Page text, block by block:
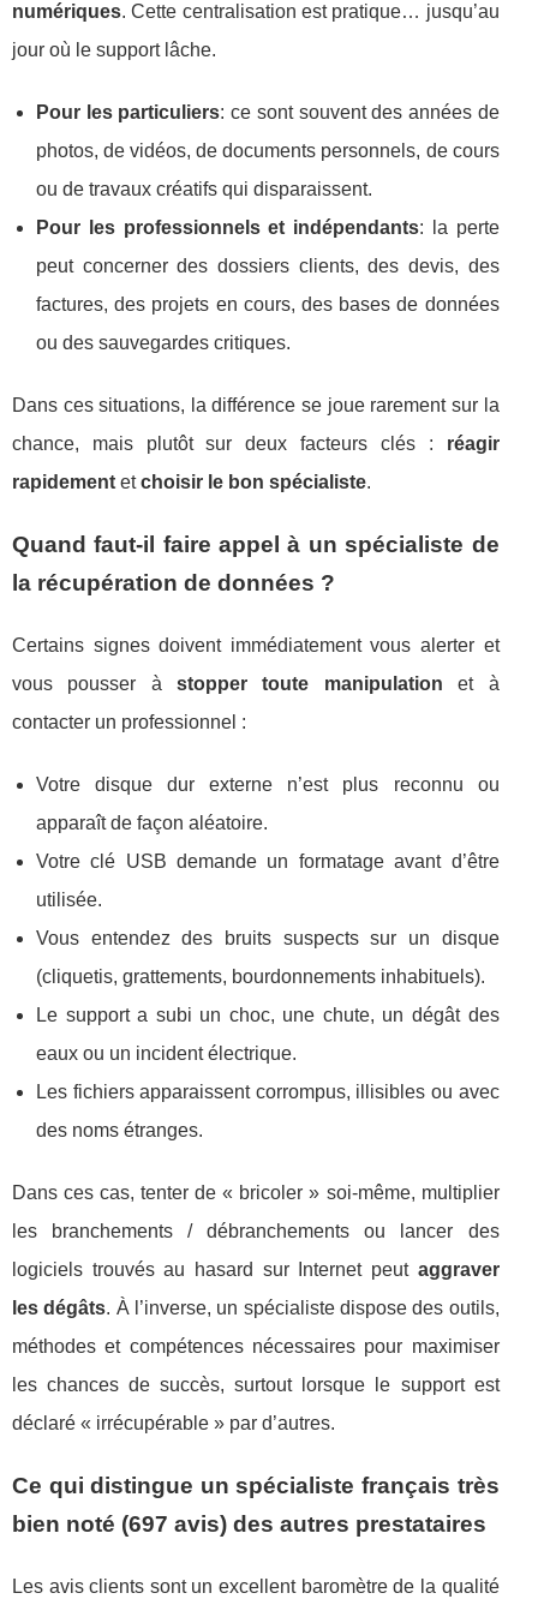
numériques. Cette centralisation est pratique… jusqu’au
jour où le support lâche.
Pour les particuliers: ce sont souvent des années de
photos, de vidéos, de documents personnels, de cours
ou de travaux créatifs qui disparaissent.
Pour les professionnels et indépendants: la perte
peut concerner des dossiers clients, des devis, des
factures, des projets en cours, des bases de données
ou des sauvegardes critiques.
Dans ces situations, la différence se joue rarement sur la
chance, mais plutôt sur deux facteurs clés : réagir
rapidement etchoisir le bon spécialiste.
Quand faut-il faire appel à un spécialiste de
la récupération de données ?
Certains signes doivent immédiatement vous alerter et
vous pousser àstopper toute manipulation et à
contacter un professionnel :
Votre disque dur externe n’est plus reconnu ou
apparaît de façon aléatoire.
Votre clé USB demande un formatage avant d’être
utilisée.
Vous entendez des bruits suspects sur un disque
(cliquetis, grattements, bourdonnements inhabituels).
Le support a subi un choc, une chute, un dégât des
eaux ou un incident électrique.
Les fichiers apparaissent corrompus, illisibles ou avec
des noms étranges.
Dans ces cas, tenter de « bricoler » soi-même, multiplier
les branchements / débranchements ou lancer des
logiciels trouvés au hasard sur Internet peut aggraver
les dégâts. À l’inverse, un spécialiste dispose des outils,
méthodes et compétences nécessaires pour maximiser
les chances de succès, surtout lorsque le support est
déclaré « irrécupérable » par d’autres.
Ce qui distingue un spécialiste français très
bien noté (697 avis) des autres prestataires
Les avis clients sont un excellent baromètre de la qualité